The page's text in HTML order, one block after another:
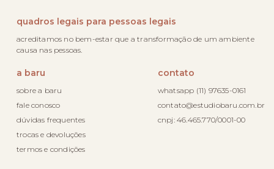
quadros legais para pessoas legais
acreditamos no bem-estar que a transformação de um ambiente
causa nas pessoas.
a baru
sobre a baru
fale conosco
dúvidas frequentes
trocas e devoluções
termos e condições
contato
whatsapp (11) 97635-0161
contato@estudiobaru.com.br
cnpj: 46.465.770/0001-00